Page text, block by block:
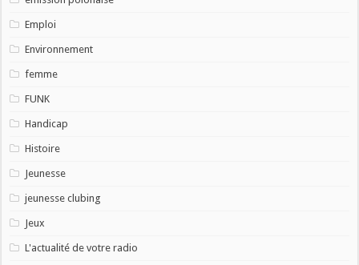
Emploi
Environnement
femme
FUNK
Handicap
Histoire
Jeunesse
jeunesse clubing
Jeux
L'actualité de votre radio